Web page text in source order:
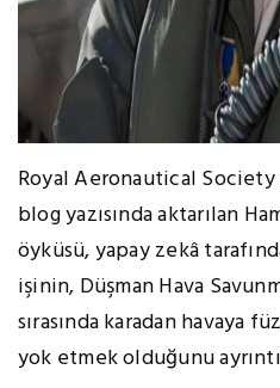
Royal Aeronautical Society
blog yazısında aktarılan
öyküsü, yapay zekâ
işinin, Düşman Hava
sırasında karadan havaya
yok etmek olduğunu